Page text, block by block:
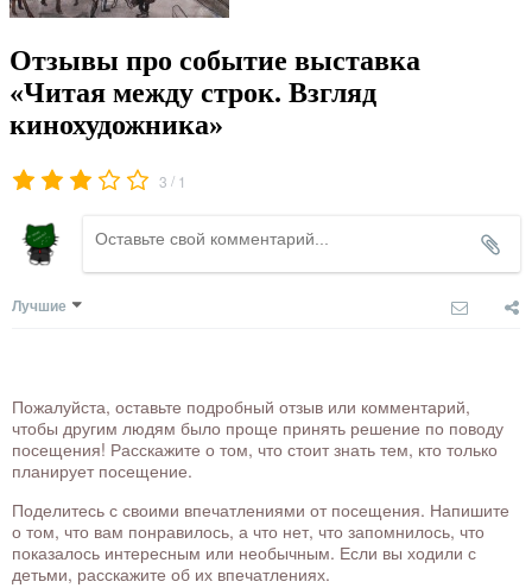
Отзывы про событие выставка
«Читая между строк. Взгляд
кинохудожника»
3 / 1
Лучшие
Пожалуйста, оставьте подробный отзыв или комментарий,
чтобы другим людям было проще принять решение по поводу
посещения! Расскажите о том, что стоит знать тем, кто только
планирует посещение.
Поделитесь с своими впечатлениями от посещения. Напишите
о том, что вам понравилось, а что нет, что запомнилось, что
показалось интересным или необычным. Если вы ходили с
детьми, расскажите об их впечатлениях.